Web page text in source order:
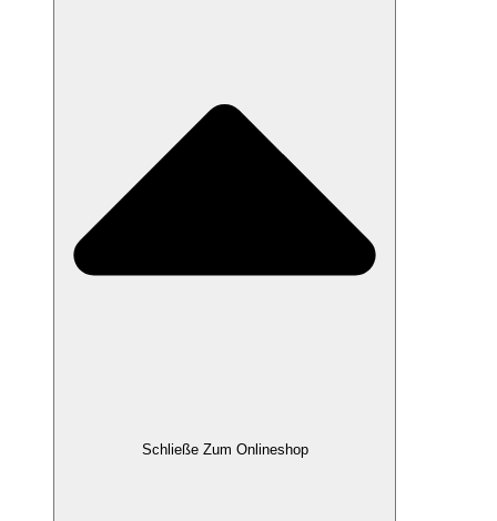
Schließe Zum Onlineshop